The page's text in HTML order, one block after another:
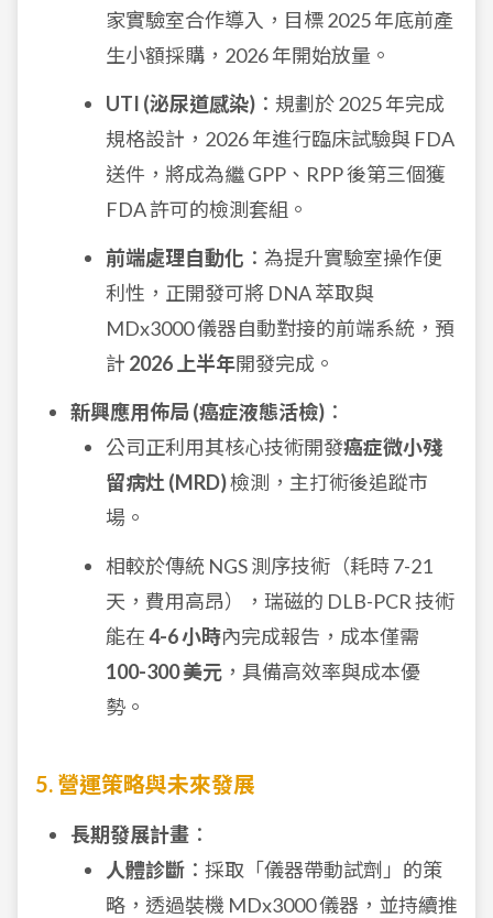
家實驗室合作導入，目標 2025 年底前產
生小額採購，2026 年開始放量。
UTI (泌尿道感染) ：規劃於 2025 年完成
規格設計，2026 年進行臨床試驗與 FDA
送件，將成為繼 GPP、RPP 後第三個獲
FDA 許可的檢測套組。
前端處理自動化 ：為提升實驗室操作便
利性，正開發可將 DNA 萃取與
MDx3000 儀器自動對接的前端系統，預
計 2026 上半年開發完成。
新興應用佈局 (癌症液態活檢) ：
公司正利用其核心技術開發癌症微小殘
留病灶 (MRD)檢測，主打術後追蹤市
場。
相較於傳統 NGS 測序技術（耗時 7-21
天，費用高昂），瑞磁的 DLB-PCR 技術
能在4-6 小時內完成報告，成本僅需
100-300 美元 ，具備高效率與成本優
勢。
5. 營運策略與未來發展
長期發展計畫 ：
人體診斷 ：採取「儀器帶動試劑」的策
略，透過裝機 MDx3000 儀器，並持續推